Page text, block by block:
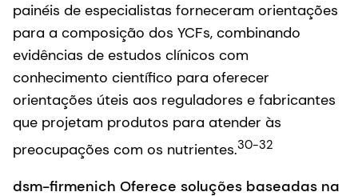
painéis de especialistas forneceram orientações
para a composição dos YCFs, combinando
evidências de estudos clínicos com
conhecimento científico para oferecer
orientações úteis aos reguladores e fabricantes
que projetam produtos para atender às
preocupações com os nutrientes.30-32
dsm-firmenich Oferece soluções baseadas na